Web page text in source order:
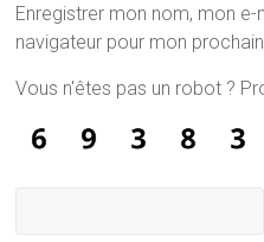
Enregistrer mon nom, mon
navigateur pour mon
Vous n'êtes pas un robot ?